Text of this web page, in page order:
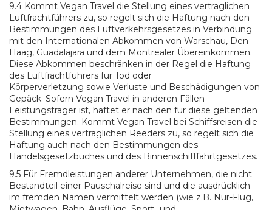
9.4 Kommt Vegan Travel die Stellung eines vertraglichen
Luftfrachtführers zu, so regelt sich die Haftung nach den
Bestimmungen des Luftverkehrsgesetzes in Verbindung
mit den Internationalen Abkommen von Warschau, Den
Haag, Guadalajara und dem Montrealer Übereinkommen.
Diese Abkommen beschränken in der Regel die Haftung
des Luftfrachtführers für Tod oder
Körperverletzung sowie Verluste und Beschädigungen von
Gepäck. Sofern Vegan Travel in anderen Fällen
Leistungsträger ist, haftet er nach den für diese geltenden
Bestimmungen. Kommt Vegan Travel bei Schiffsreisen die
Stellung eines vertraglichen Reeders zu, so regelt sich die
Haftung auch nach den Bestimmungen des
Handelsgesetzbuches und des Binnenschifffahrtgesetzes.
9.5 Für Fremdleistungen anderer Unternehmen, die nicht
Bestandteil einer Pauschalreise sind und die ausdrücklich
im fremden Namen vermittelt werden (wie z.B. Nur-Flug,